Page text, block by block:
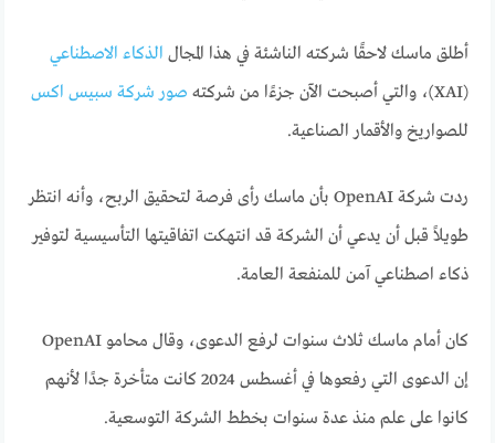
أطلق ماسك لاحقًا شركته الناشئة في هذا المجال الذكاء الاصطناعي
(XAI)، والتي أصبحت الآن جزءًا من شركته
صور شركة سبيس اكس
للصواريخ والأقمار الصناعية.
ردت شركة OpenAI بأن ماسك رأى فرصة لتحقيق الربح، وأنه انتظر
طويلاً قبل أن يدعي أن الشركة قد انتهكت اتفاقيتها التأسيسية لتوفير
ذكاء اصطناعي آمن للمنفعة العامة.
كان أمام ماسك ثلاث سنوات لرفع الدعوى، وقال محامو OpenAI
إن الدعوى التي رفعوها في أغسطس 2024 كانت متأخرة جدًا لأنهم
كانوا على علم منذ عدة سنوات بخطط الشركة التوسعية.